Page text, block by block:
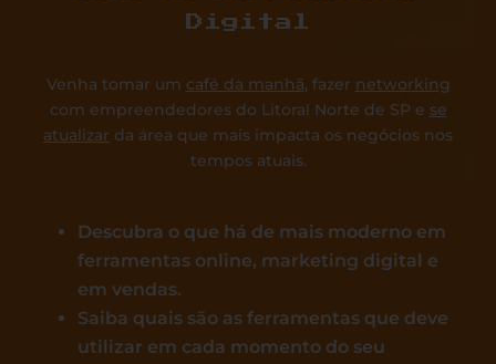
Digital
Venha tomar um café da manhã, fazer networking
com empreendedores do Litoral Norte de SP e se
atualizar da área que mais impacta os negócios nos
tempos atuais.
Descubra o que há de mais moderno em
ferramentas online, marketing digital e
em vendas.
Saiba quais são as ferramentas que deve
utilizar em cada momento do seu